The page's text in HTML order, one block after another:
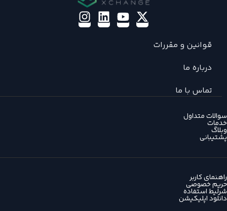
قوانین و مقررات
درباره ما
تماس با ما
سوالات متداول
خدمات
وبلاگ
پشتیبانی
راهنمای کاربر
حریم خصوصی
شرلیط استفاده
دانلود اپلیکیشن